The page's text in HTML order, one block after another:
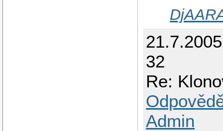
32
Re:
Admin